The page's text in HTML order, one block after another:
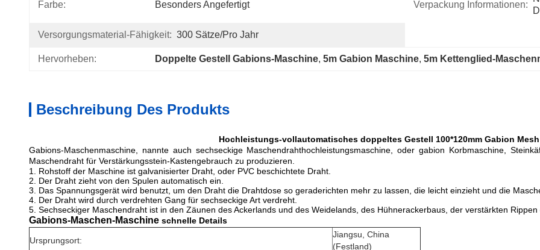
Farbe: Besonders Angefertigt Verpackung Informationen:
Versorgungsmaterial-Fähigkeit: 300 Sätze/pro Jahr
Hervorheben: Doppelte Gestell Gabions-Maschine, 5m Gabion Maschine, 5m Kettenglied-
Beschreibung Des Produkts
Hochleistungs-vollautomatisches doppeltes Gestell 100*120mm Gabion
Gabions-Maschenmaschine, nannte auch sechseckige Maschendrahthochleistungsmaschine, oder gabion Korbmaschine,
Maschendraht für Verstärkungsstein-Kastengebrauch zu produzieren.
1. Rohstoff der Maschine ist galvanisierter Draht, oder PVC beschichtete Draht.
2. Der Draht zieht von den Spulen automatisch ein.
3. Das Spannungsgerät wird benutzt, um den Draht die Drahtdose so geraderichten mehr zu lassen, die leicht einzieht und die
4. Der Draht wird durch verdrehten Gang für sechseckige Art verdreht.
5. Sechseckiger Maschendraht ist in den Zäunen des Ackerlands und des Weidelands, des Hühnerackerbaus, der verstärkten
Gabions-Maschen-Maschine schnelle Details
Ursprungsort:
Jiangsu, China
(Festland)